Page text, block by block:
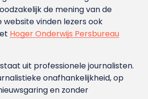
de mening van de
website vinden lezers ook
Hoger Onderwijs Persbureau
uit professionele journalisten.
onafhankelijkheid, op
en zonder